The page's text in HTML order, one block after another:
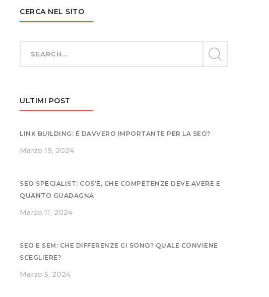
CERCA NEL SITO
ULTIMI POST
LINK BUILDING: È DAVVERO IMPORTANTE PER LA SEO?
Marzo 19, 2024
SEO SPECIALIST: COS’È, CHE COMPETENZE DEVE AVERE E
QUANTO GUADAGNA
Marzo 11, 2024
SEO E SEM: CHE DIFFERENZE CI SONO? QUALE CONVIENE
SCEGLIERE?
Marzo 5, 2024